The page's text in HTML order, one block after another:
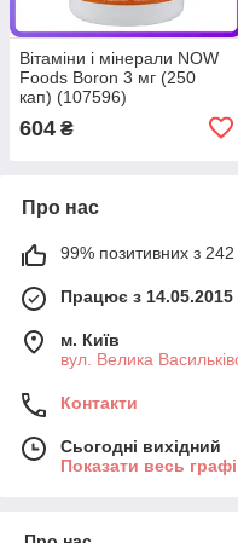
Вітаміни і мінерали NOW
Foods Boron 3 мг (250
кап) (107596)
604 ₴
Про нас
99% позитивних з 242
Працює з 14.05.2015
м. Київ
вул. Велика
Контакти
Сьогодні вихідний
Показати весь